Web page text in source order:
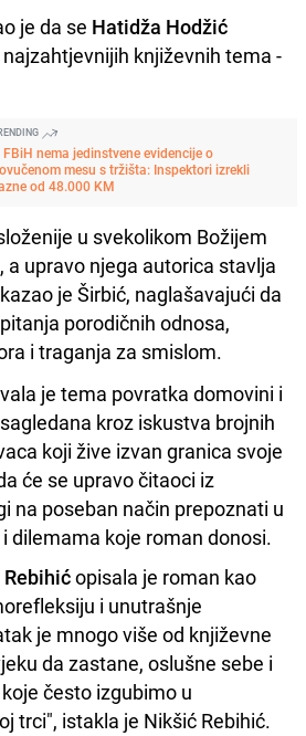
je da se Hatidža Hodžić
književnih tema -
FBiH nema jedinstvene evidencije o
mesu s tržišta: Inspektori izrekli
od 48.000 KM
u svekolikom Božijem
a upravo njega autorica stavlja
je Širbić, naglašavajući da
porodičnih odnosa,
i traganja za smislom.
je tema povratka domovini i
kroz iskustva brojnih
koji žive izvan granica svoje
će se upravo čitaoci iz
na poseban način prepoznati u
dilemama koje roman donosi.
opisala je roman kao
i unutrašnje
je mnogo više od književne
da zastane, oslušne sebe i
često izgubimo u
trci", istakla je Nikšić Rebihić.